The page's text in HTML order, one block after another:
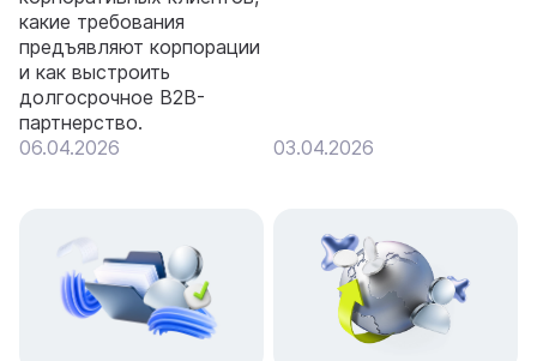
какие требования
предъявляют корпорации
и как выстроить
долгосрочное B2B-
партнерство.
06.04.2026
03.04.2026